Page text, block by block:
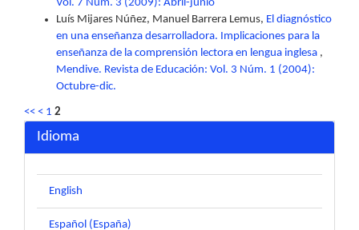
Vol. 7 Núm. 3 (2009): Abril-junio
Luís Mijares Núñez, Manuel Barrera Lemus, El diagnóstico
en una enseñanza desarrolladora. Implicaciones para la
enseñanza de la comprensión lectora en lengua inglesa ,
Mendive. Revista de Educación: Vol. 3 Núm. 1 (2004):
Octubre-dic.
<< < 1 2
Idioma
English
Español (España)